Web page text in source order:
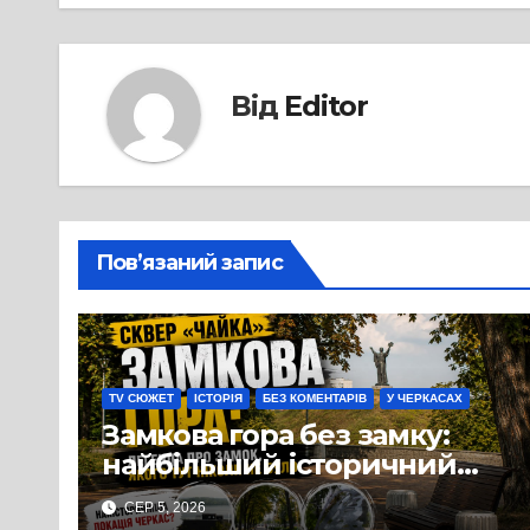
Від Editor
Пов’язаний запис
TV СЮЖЕТ ІСТОРІЯ БЕЗ КОМЕНТАРІВ У ЧЕРКАСАХ
Замкова гора без замку:
найбільший історичний
міф Черкас
СЕР 5, 2026